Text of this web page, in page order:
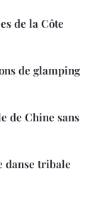
de la Côte
de glamping
de Chine sans
danse tribale